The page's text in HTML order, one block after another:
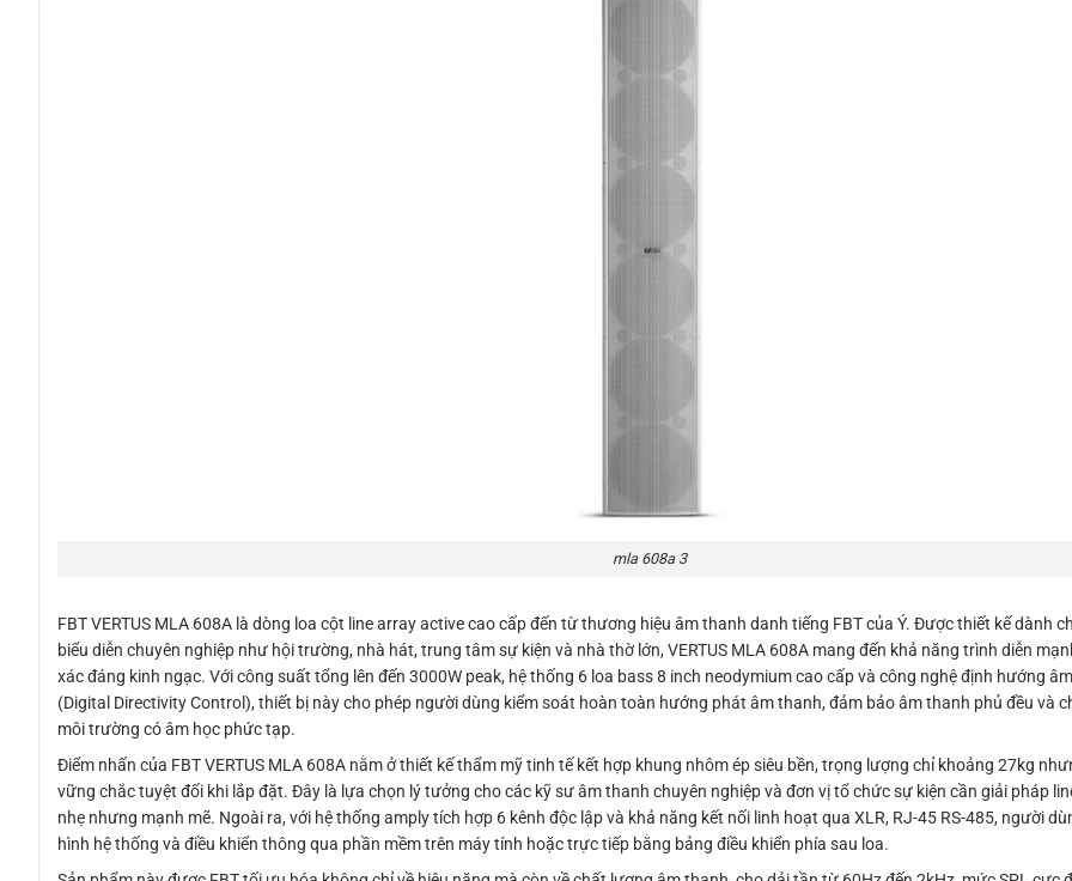
mla 608a 3
FBT VERTUS MLA 608A là dòng loa cột line array active cao cấp đến từ thương hiệu âm thanh danh tiếng FBT của Ý. Được thiết kế dành
biểu diễn chuyên nghiệp như hội trường, nhà hát, trung tâm sự kiện và nhà thờ lớn, VERTUS MLA 608A mang đến khả năng trình diễn
xác đáng kinh ngạc. Với công suất tổng lên đến 3000W peak, hệ thống 6 loa bass 8 inch neodymium cao cấp và công nghệ định hướng
(Digital Directivity Control), thiết bị này cho phép người dùng kiểm soát hoàn toàn hướng phát âm thanh, đảm bảo âm thanh phủ đều và
môi trường có âm học phức tạp.
Điểm nhấn của FBT VERTUS MLA 608A nằm ở thiết kế thẩm mỹ tinh tế kết hợp khung nhôm ép siêu bền, trọng lượng chỉ khoảng 27kg
vững chắc tuyệt đối khi lắp đặt. Đây là lựa chọn lý tưởng cho các kỹ sư âm thanh chuyên nghiệp và đơn vị tổ chức sự kiện cần giải pháp
nhẹ nhưng mạnh mẽ. Ngoài ra, với hệ thống amply tích hợp 6 kênh độc lập và khả năng kết nối linh hoạt qua XLR, RJ-45 RS-485, người
hình hệ thống và điều khiển thông qua phần mềm trên máy tính hoặc trực tiếp bằng bảng điều khiển phía sau loa.